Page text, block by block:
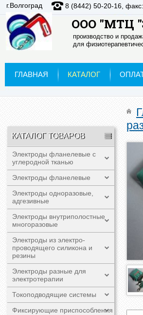
ООО "МТЦ
производство и
для
г.Волгоград 8 (8442) 50-20-16,
ГЛАВНАЯ КАТАЛОГ
КАТАЛОГ ТОВАРОВ
Электроды фланелевые с
углеродной тканью
Электроды фланелевые
Электроды одноразовые,
адгезивные
Электроды внутриполостные
многоразовые
Электроды из электро-
проводящего силикона и
резины
Электроды разные для
электротерапии
Токоподводящие системы
Фиксирующие приспособления